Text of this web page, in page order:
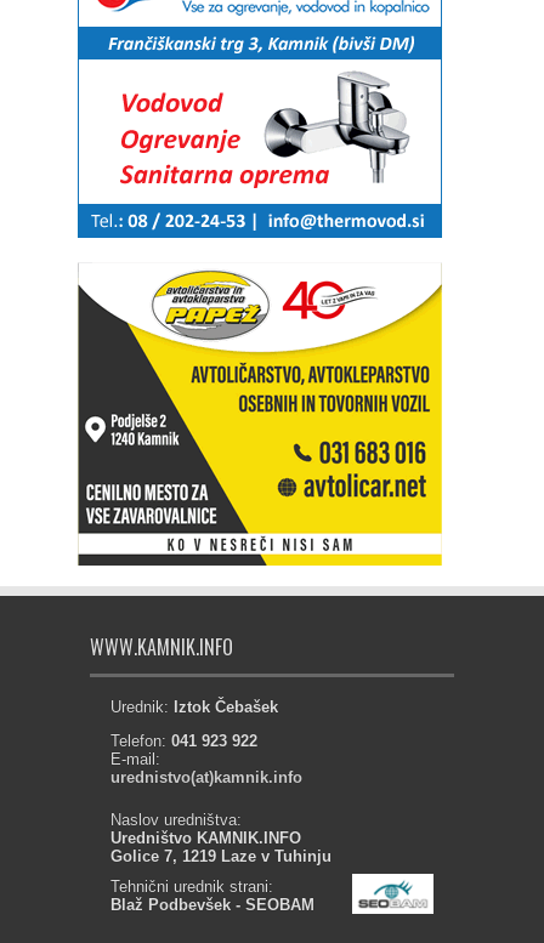
WWW.KAMNIK.INFO
Urednik: Iztok Čebašek
Telefon: 041 923 922
E-mail:
urednistvo(at)kamnik.info
Naslov uredništva:
Uredništvo KAMNIK.INFO
Golice 7, 1219 Laze v Tuhinju
Tehnični urednik strani:
Blaž Podbevšek - SEOBAM